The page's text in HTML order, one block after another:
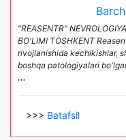
"REASENTR"
BO'LIMI TOSHKENT
rivojlanishida kechikishlar,
boshqa patologiyalari
...
>>> Batafsil